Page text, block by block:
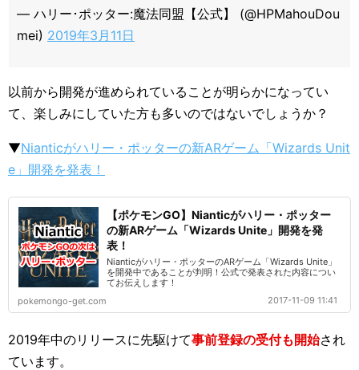
— ハリー･ポッター:魔法同盟【公式】 (@HPMahouDou
mei) 2019年3月11日
以前から開発が進められていることが明らかになってい
て、楽しみにしていた方も多いのではないでしょうか？
▼Nianticがハリー・ポッターの新ARゲーム「Wizards Unit
e」開発を発表！
【ポケモンGO】Nianticがハリー・ポッター
の新ARゲーム「Wizards Unite」開発を発
表！
Nianticがハリー・ポッターのARゲーム「Wizards Unite」
を開発中であることが判明！公式で発表された内容につい
てお伝えします！
pokemongo-get.com
2017-11-09 11:41
2019年中のリリースに先駆けて事前登録の受付も開始され
ています。